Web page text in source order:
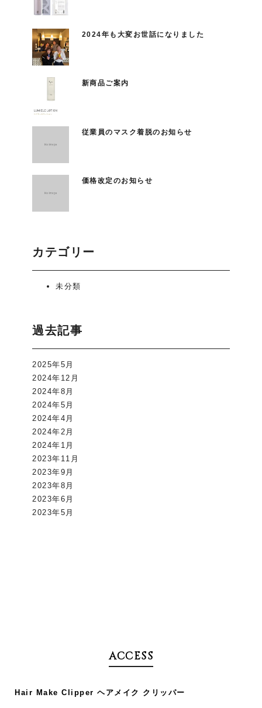
2024年も大変お世話になりました
新商品ご案内
従業員のマスク着脱のお知らせ
価格改定のお知らせ
カテゴリー
未分類
過去記事
2025年5月
2024年12月
2024年8月
2024年5月
2024年4月
2024年2月
2024年1月
2023年11月
2023年9月
2023年8月
2023年6月
2023年5月
ACCESS
Hair Make Clipper ヘアメイク クリッパー